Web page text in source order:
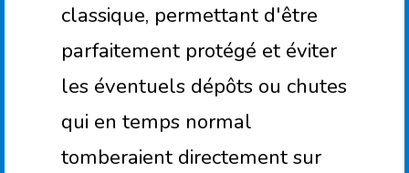
classique, permettant d'être
parfaitement protégé et éviter
les éventuels dépôts ou chutes
qui en temps normal
tomberaient directement sur